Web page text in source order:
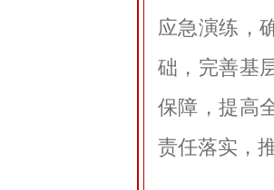
应急演练，
础，完善基
保障，提高
责任落实，